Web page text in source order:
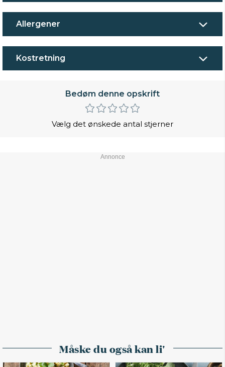
Allergener
Kostretning
Bedøm denne opskrift
Vælg det ønskede antal stjerner
Måske du også kan li'